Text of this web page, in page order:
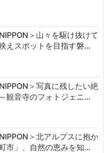
＞山々を駆け抜けて
えスポットを目指す磐…
＞写真に残したい絶
観音寺のフォトジェニ…
＞北アルプスに抱か
市」、自然の恵みを知…